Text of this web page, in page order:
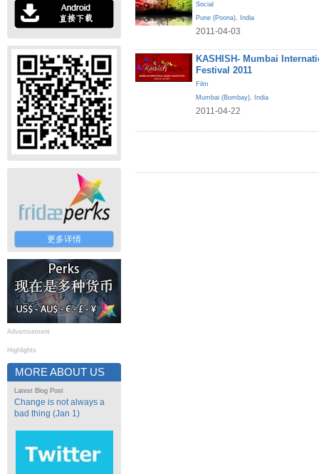
更多详情
Advertisement
Highlights
MORE ABOUT US
Latest Blog Post
Change is not always a
bad thing (Jan 1)
Social
Pune (Poona), India
2011-04-03
KASHISH- Mumbai
Festival 2011
Film
Mumbai (Bombay), India
2011-04-22